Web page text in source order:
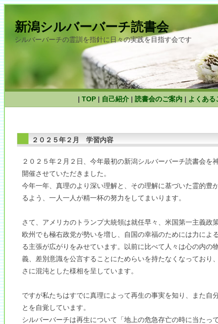
新潟シルバーバーチ読書会
シルバーバーチの霊訓を指針に日々の実践を目指す会です
| TOP | 自己紹介 | 読書会のご案内 | よくある
２０２５年２月 学習内容
２０２５年２月２日、今年最初の新潟シルバーバーチ読書会を
開催させていただきました。
今年一年、真理のより深い理解と、その理解に基づいた霊的豊
るよう、一人一人が精一杯の努力をしてまいります。
さて、アメリカのトランプ大統領は就任早々、米国第一主義政
欧州でも極右政党が勢いを増し、自国の幸福のためには力によ
る主張が広がりをみせています。以前に比べて人々は心の内の
義、差別意識を公言することにためらいを持たなくなっており
さに混沌とした様相を呈しています。
ですが私たちはすでに真理によって再生の事実を知り、また自
とを自覚しています。
シルバーバーチは再生について「地上の危急存亡の時に当たっ